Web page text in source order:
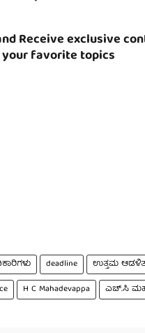
Receive exclusive
favorite topics
deadline ಉತ್ತಮ
H C Mahadevappa ಎಚ್.ಸಿ